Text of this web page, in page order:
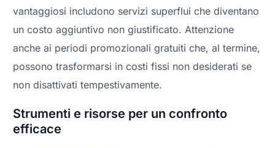
vantaggiosi includono servizi superflui che diventano
un costo aggiuntivo non giustificato. Attenzione
anche ai periodi promozionali gratuiti che, al termine,
possono trasformarsi in costi fissi non desiderati se
non disattivati tempestivamente.
Strumenti e risorse per un confronto
efficace